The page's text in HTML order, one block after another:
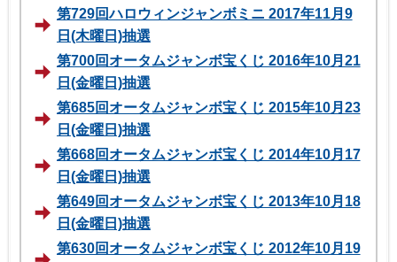
第729回ハロウィンジャンボミニ 2017年11月9
日(木曜日)抽選
第700回オータムジャンボ宝くじ 2016年10月21
日(金曜日)抽選
第685回オータムジャンボ宝くじ 2015年10月23
日(金曜日)抽選
第668回オータムジャンボ宝くじ 2014年10月17
日(金曜日)抽選
第649回オータムジャンボ宝くじ 2013年10月18
日(金曜日)抽選
第630回オータムジャンボ宝くじ 2012年10月19